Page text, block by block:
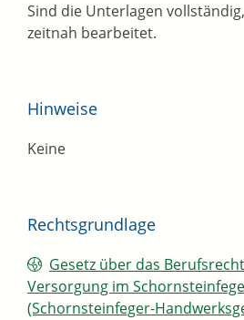
Sind die Unterlagen
zeitnah bearbeitet.
Hinweise
Keine
Rechtsgrundlage
Gesetz über das
Versorgung im
(Schornsteinfeger-